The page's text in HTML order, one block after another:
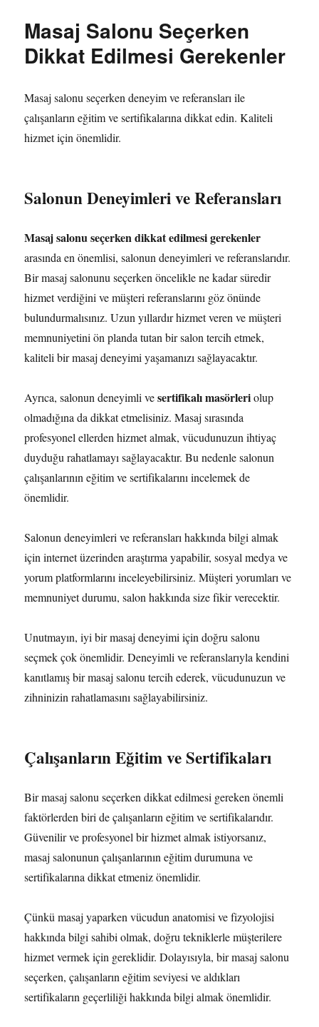
Bilmeniz
Gerekenler
için
Masaj Salonu Seçerken
Dikkat Edilmesi Gerekenler
Masaj salonu seçerken deneyim ve referansları ile
çalışanların eğitim ve sertifikalarına dikkat edin. Kaliteli
hizmet için önemlidir.
Salonun Deneyimleri ve Referansları
Masaj salonu seçerken dikkat edilmesi gerekenler
arasında en önemlisi, salonun deneyimleri ve referanslarıdır.
Bir masaj salonunu seçerken öncelikle ne kadar süredir
hizmet verdiğini ve müşteri referanslarını göz önünde
bulundurmalısınız. Uzun yıllardır hizmet veren ve müşteri
memnuniyetini ön planda tutan bir salon tercih etmek,
kaliteli bir masaj deneyimi yaşamanızı sağlayacaktır.
Ayrıca, salonun deneyimli vesertifikalı masörleriolup
olmadığına da dikkat etmelisiniz. Masaj sırasında
profesyonel ellerden hizmet almak, vücudunuzun ihtiyaç
duyduğu rahatlamayı sağlayacaktır. Bu nedenle salonun
çalışanlarının eğitim ve sertifikalarını incelemek de
önemlidir.
Salonun deneyimleri ve referansları hakkında bilgi almak
için internet üzerinden araştırma yapabilir, sosyal medya ve
yorum platformlarını inceleyebilirsiniz. Müşteri yorumları ve
memnuniyet durumu, salon hakkında size fikir verecektir.
Unutmayın, iyi bir masaj deneyimi için doğru salonu
seçmek çok önemlidir. Deneyimli ve referanslarıyla kendini
kanıtlamış bir masaj salonu tercih ederek, vücudunuzun ve
zihninizin rahatlamasını sağlayabilirsiniz.
Çalışanların Eğitim ve Sertifikaları
Bir masaj salonu seçerken dikkat edilmesi gereken önemli
faktörlerden biri de çalışanların eğitim ve sertifikalarıdır.
Güvenilir ve profesyonel bir hizmet almak istiyorsanız,
masaj salonunun çalışanlarının eğitim durumuna ve
sertifikalarına dikkat etmeniz önemlidir.
Çünkü masaj yaparken vücudun anatomisi ve fizyolojisi
hakkında bilgi sahibi olmak, doğru tekniklerle müşterilere
hizmet vermek için gereklidir. Dolayısıyla, bir masaj salonu
seçerken, çalışanların eğitim seviyesi ve aldıkları
sertifikaların geçerliliği hakkında bilgi almak önemlidir.